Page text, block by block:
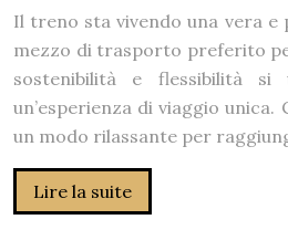
Il treno sta vivendo una vera
mezzo di trasporto preferito
sostenibilità e flessibilità
un’esperienza di viaggio
un modo rilassante per
Lire la suite